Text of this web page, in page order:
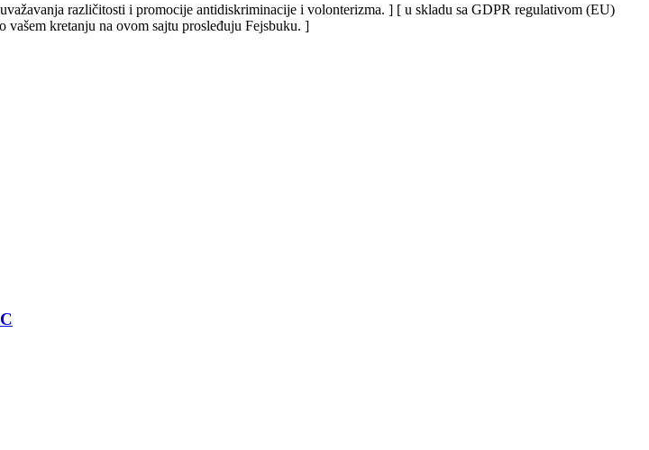
različitosti i promocije antidiskriminacije i volonterizma. ] [ u skladu sa GDPR regulativom (EU)
vašem kretanju na ovom sajtu prosleđuju Fejsbuku. ]